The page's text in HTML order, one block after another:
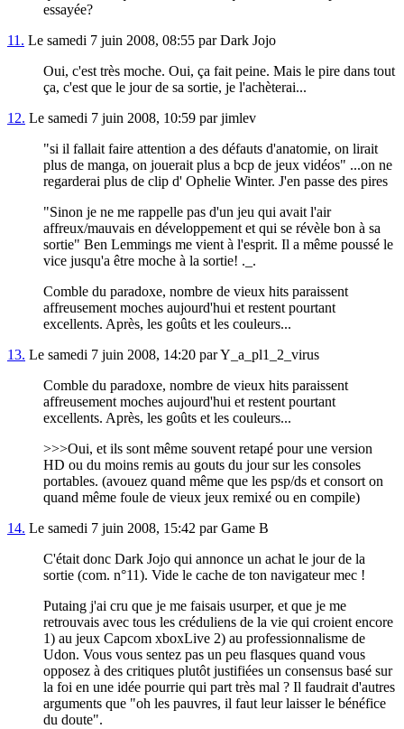
essayée?
11. Le samedi 7 juin 2008, 08:55 par Dark Jojo
Oui, c'est très moche. Oui, ça fait peine. Mais le pire dans tout
ça, c'est que le jour de sa sortie, je l'achèterai...
12. Le samedi 7 juin 2008, 10:59 par jimlev
"si il fallait faire attention a des défauts d'anatomie, on lirait
plus de manga, on jouerait plus a bcp de jeux vidéos" ...on ne
regarderai plus de clip d' Ophelie Winter. J'en passe des pires
"Sinon je ne me rappelle pas d'un jeu qui avait l'air
affreux/mauvais en développement et qui se révèle bon à sa
sortie" Ben Lemmings me vient à l'esprit. Il a même poussé le
vice jusqu'a être moche à la sortie! ._.
Comble du paradoxe, nombre de vieux hits paraissent
affreusement moches aujourd'hui et restent pourtant
excellents. Après, les goûts et les couleurs...
13. Le samedi 7 juin 2008, 14:20 par Y_a_pl1_2_virus
Comble du paradoxe, nombre de vieux hits paraissent
affreusement moches aujourd'hui et restent pourtant
excellents. Après, les goûts et les couleurs...
>>>Oui, et ils sont même souvent retapé pour une version
HD ou du moins remis au gouts du jour sur les consoles
portables. (avouez quand même que les psp/ds et consort on
quand même foule de vieux jeux remixé ou en compile)
14. Le samedi 7 juin 2008, 15:42 par Game B
C'était donc Dark Jojo qui annonce un achat le jour de la
sortie (com. n°11). Vide le cache de ton navigateur mec !
Putaing j'ai cru que je me faisais usurper, et que je me
retrouvais avec tous les créduliens de la vie qui croient encore
1) au jeux Capcom xboxLive 2) au professionnalisme de
Udon. Vous vous sentez pas un peu flasques quand vous
opposez à des critiques plutôt justifiées un consensus basé sur
la foi en une idée pourrie qui part très mal ? Il faudrait d'autres
arguments que "oh les pauvres, il faut leur laisser le bénéfice
du doute".